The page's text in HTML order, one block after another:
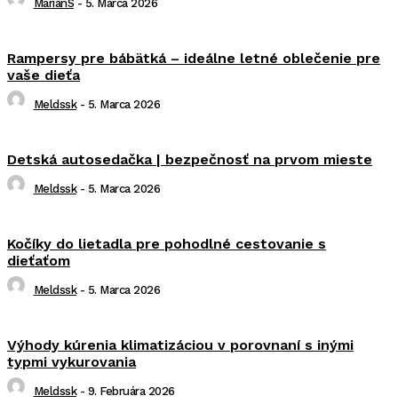
MarianS - 5. Marca 2026
Rampersy pre bábätká – ideálne letné oblečenie pre
vaše dieťa
Meldssk - 5. Marca 2026
Detská autosedačka | bezpečnosť na prvom mieste
Meldssk - 5. Marca 2026
Kočíky do lietadla pre pohodlné cestovanie s
dieťaťom
Meldssk - 5. Marca 2026
Výhody kúrenia klimatizáciou v porovnaní s inými
typmi vykurovania
Meldssk - 9. Februára 2026